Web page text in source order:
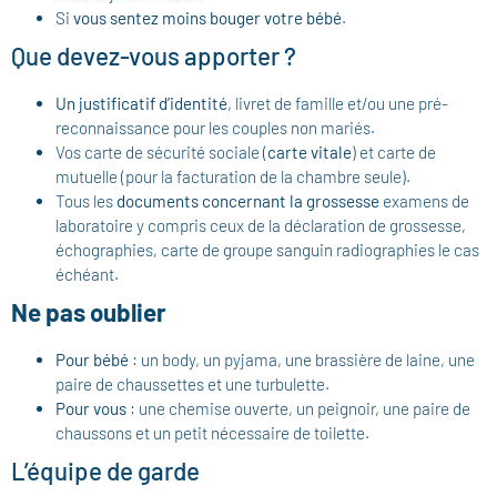
Si vous sentez moins bouger votre bébé.
Que devez-vous apporter ?
Un justificatif d’identité, livret de famille et/ou une pré-
reconnaissance pour les couples non mariés.
Vos carte de sécurité sociale (carte vitale) et carte de
mutuelle (pour la facturation de la chambre seule).
Tous les documents concernant la grossesse examens de
laboratoire y compris ceux de la déclaration de grossesse,
échographies, carte de groupe sanguin radiographies le cas
échéant.
Ne pas oublier
Pour bébé : un body, un pyjama, une brassière de laine, une
paire de chaussettes et une turbulette.
Pour vous : une chemise ouverte, un peignoir, une paire de
chaussons et un petit nécessaire de toilette.
L’équipe de garde